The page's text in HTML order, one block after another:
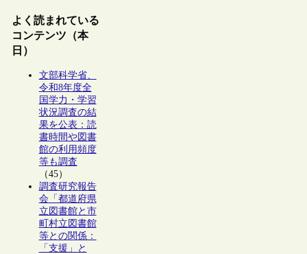
よく読まれている
コンテンツ（本
日）
文部科学省、
令和8年度全
国学力・学習
状況調査の結
果を公表：読
書時間や図書
館の利用頻度
等も調査
（45）
調査研究報告
会「都道府県
立図書館と市
町村立図書館
等との関係：
「支援」と